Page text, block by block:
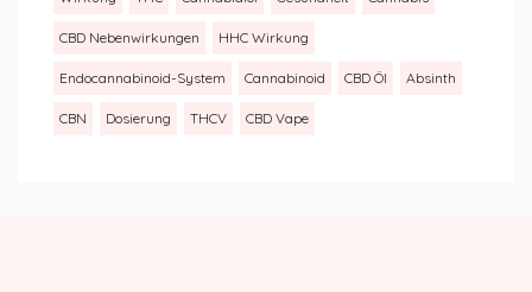
CBD Nebenwirkungen HHC Wirkung
Endocannabinoid-System Cannabinoid CBD Öl Absinth
CBN Dosierung THCV CBD Vape